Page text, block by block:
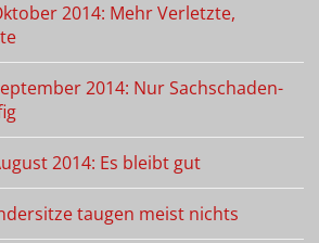
2014: Mehr Verletzte,
2014: Nur Sachschaden-
2014: Es bleibt gut
taugen meist nichts